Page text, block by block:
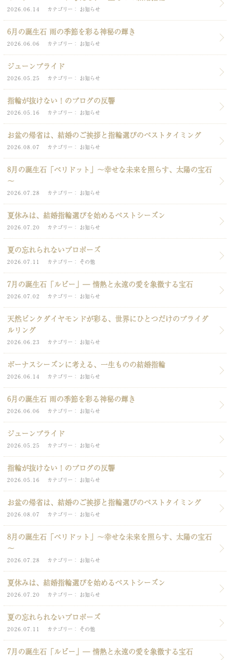
2026.06.14 カテゴリー お知らせ
6月の誕生石 雨の季節を彩る神秘の輝き
2026.06.06 カテゴリー お知らせ
ジューンブライド
2026.05.25 カテゴリー お知らせ
指輪が抜けない！のブログの反響
2026.05.16 カテゴリー お知らせ
お盆の帰省は、結婚のご挨拶と指輪選びのベストタイミング
2026.08.07 カテゴリー お知らせ
8月の誕生石「ペリドット」～幸せな未来を照らす、太陽の宝石
～
2026.07.28 カテゴリー お知らせ
夏休みは、結婚指輪選びを始めるベストシーズン
2026.07.20 カテゴリー お知らせ
夏の忘れられないプロポーズ
2026.07.11 カテゴリー その他
7月の誕生石「ルビー」― 情熱と永遠の愛を象徴する宝石
2026.07.02 カテゴリー お知らせ
天然ピンクダイヤモンドが彩る、世界にひとつだけのブライダ
ルリング
2026.06.23 カテゴリー お知らせ
ボーナスシーズンに考える、一生ものの結婚指輪
2026.06.14 カテゴリー お知らせ
6月の誕生石 雨の季節を彩る神秘の輝き
2026.06.06 カテゴリー お知らせ
ジューンブライド
2026.05.25 カテゴリー お知らせ
指輪が抜けない！のブログの反響
2026.05.16 カテゴリー お知らせ
お盆の帰省は、結婚のご挨拶と指輪選びのベストタイミング
2026.08.07 カテゴリー お知らせ
8月の誕生石「ペリドット」～幸せな未来を照らす、太陽の宝石
～
2026.07.28 カテゴリー お知らせ
夏休みは、結婚指輪選びを始めるベストシーズン
2026.07.20 カテゴリー お知らせ
夏の忘れられないプロポーズ
2026.07.11 カテゴリー その他
7月の誕生石「ルビー」― 情熱と永遠の愛を象徴する宝石